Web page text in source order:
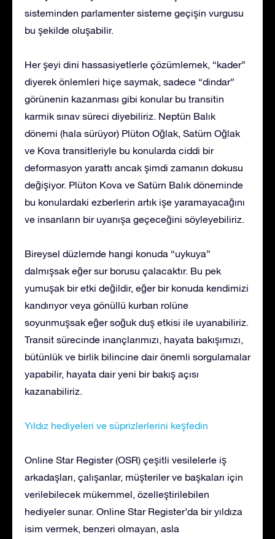
sisteminden parlamenter sisteme geçişin vurgusu
bu şekilde oluşabilir.
Her şeyi dini hassasiyetlerle çözümlemek, “kader”
diyerek önlemleri hiçe saymak, sadece “dindar”
görünenin kazanması gibi konular bu transitin
karmik sınav süreci diyebiliriz. Neptün Balık
dönemi (hala sürüyor) Plüton Oğlak, Satürn Oğlak
ve Kova transitleriyle bu konularda ciddi bir
deformasyon yarattı ancak şimdi zamanın dokusu
değişiyor. Plüton Kova ve Satürn Balık döneminde
bu konulardaki ezberlerin artık işe yaramayacağını
ve insanların bir uyanışa geçeceğini söyleyebiliriz.
Bireysel düzlemde hangi konuda “uykuya”
dalmışsak eğer sur borusu çalacaktır. Bu pek
yumuşak bir etki değildir, eğer bir konuda kendimizi
kandırıyor veya gönüllü kurban rolüne
soyunmuşsak eğer soğuk duş etkisi ile uyanabiliriz.
Transit sürecinde inançlarımızı, hayata bakışımızı,
bütünlük ve birlik bilincine dair önemli sorgulamalar
yapabilir, hayata dair yeni bir bakış açısı
kazanabiliriz.
Yıldız hediyeleri ve süprizlerlerini keşfedin
Online Star Register (OSR) çeşitli vesilelerle iş
arkadaşları, çalışanlar, müşteriler ve başkaları için
verilebilecek mükemmel, özelleştirilebilen
hediyeler sunar. Online Star Register’da bir yıldıza
isim vermek, benzeri olmayan, asla